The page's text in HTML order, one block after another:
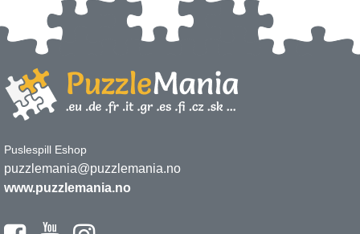
Puslespill Eshop
puzzlemania@puzzlemania.no
www.puzzlemania.no